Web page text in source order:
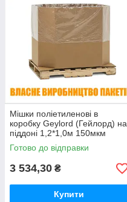
Мішки поліетиленові в
коробку Geylord (Гейлорд) на
піддоні 1,2*1,0м 150мкм
висотою 1 метр (ВТОРИННІ)
10шт
Готово до відправки
3 534,30 ₴
Купити